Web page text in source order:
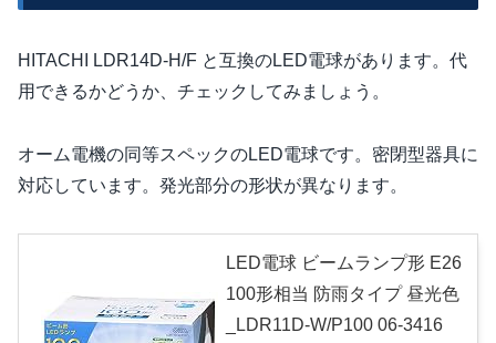
HITACHI LDR14D-H/F と互換のLED電球があります。代
用できるかどうか、チェックしてみましょう。
オーム電機の同等スペックのLED電球です。密閉型器具に
対応しています。発光部分の形状が異なります。
LED電球 ビームランプ形 E26
100形相当 防雨タイプ 昼光色
_LDR11D-W/P100 06-3416